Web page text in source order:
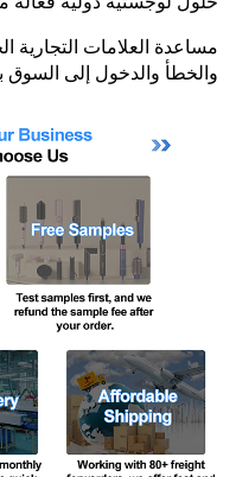
مساعدة العلامات التجارية
والخطأ والدخول إلى